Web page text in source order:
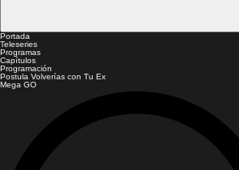
Portada
Teleseries
Programas
Capítulos
Programación
Postula Volverías con Tu Ex
Mega GO